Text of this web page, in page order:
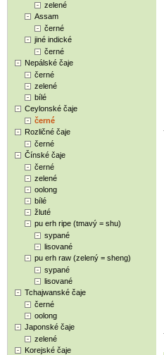
zelené
Assam
černé
jiné indické
černé
Nepálské čaje
černé
zelené
bílé
Ceylonské čaje
černé
Rozličné čaje
černé
Čínské čaje
černé
zelené
oolong
bílé
žluté
pu erh ripe (tmavý = shu)
sypané
lisované
pu erh raw (zelený = sheng)
sypané
lisované
Tchajwanské čaje
černé
oolong
Japonské čaje
zelené
Korejské čaje